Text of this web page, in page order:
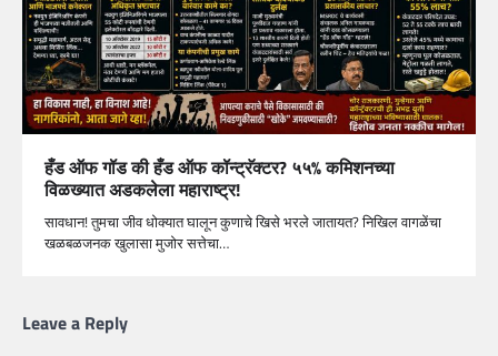
हँड ऑफ गॉड की हँड ऑफ कॉन्ट्रॅक्टर? ५५% कमिशनच्या
विळख्यात अडकलेला महाराष्ट्र!
सावधान! तुमचा जीव धोक्यात घालून कुणाचे खिसे भरले जातायत? निखिल वागळेंचा
खळबळजनक खुलासा मुजोर सत्तेचा…
Leave a Reply